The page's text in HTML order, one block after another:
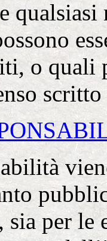
o quali
sia per